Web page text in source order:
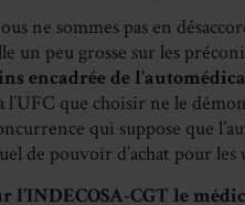
ne sommes pas en
un peu grosse sur les
encadrée de
l’UFC que choisir ne le
qui suppose que
de pouvoir d’achat pour les
l’INDECOSA-CGT le